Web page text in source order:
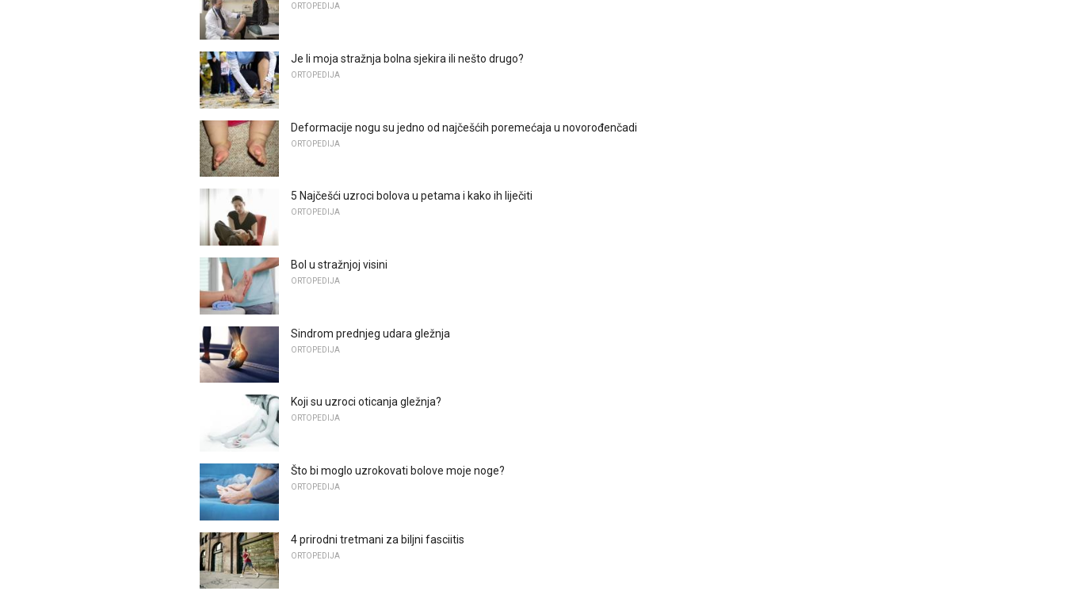
ORTOPEDIJA
Je li moja stražnja bolna sjekira ili nešto drugo?
ORTOPEDIJA
Deformacije nogu su jedno od najčešćih poremećaja u novorođenčadi
ORTOPEDIJA
5 Najčešći uzroci bolova u petama i kako ih liječiti
ORTOPEDIJA
Bol u stražnjoj visini
ORTOPEDIJA
Sindrom prednjeg udara gležnja
ORTOPEDIJA
Koji su uzroci oticanja gležnja?
ORTOPEDIJA
Što bi moglo uzrokovati bolove moje noge?
ORTOPEDIJA
4 prirodni tretmani za biljni fasciitis
ORTOPEDIJA